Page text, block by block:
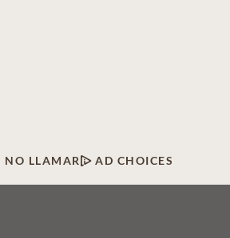
NO LLAMAR AD CHOICES